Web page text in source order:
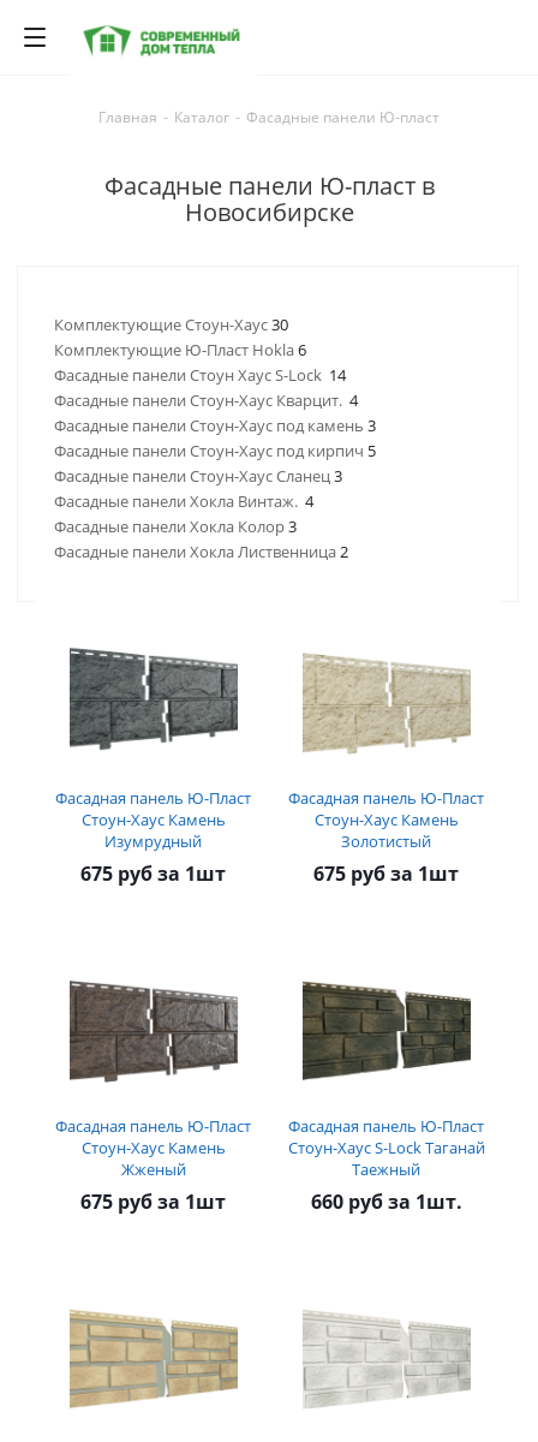
Главная - Каталог - Фасадные панели Ю-пласт
Фасадные панели Ю-пласт в
Новосибирске
Комплектующие Стоун-Хаус30
Комплектующие Ю-Пласт Hokla6
Фасадные панели Стоун Хаус S-Lock 14
Фасадные панели Стоун-Хаус Кварцит. 4
Фасадные панели Стоун-Хаус под камень 3
Фасадные панели Стоун-Хаус под кирпич 5
Фасадные панели Стоун-Хаус Сланец3
Фасадные панели Хокла Винтаж. 4
Фасадные панели Хокла Колор3
Фасадные панели Хокла Лиственница2
Фасадная панель Ю-Пласт
Стоун-Хаус Камень
Изумрудный
675 руб за 1шт
Фасадная панель Ю-Пласт
Стоун-Хаус Камень
Золотистый
675 руб за 1шт
Фасадная панель Ю-Пласт
Стоун-Хаус Камень
Жженый
675 руб за 1шт
Фасадная панель Ю-Пласт
Стоун-Хаус S-Lock Таганай
Таежный
660 руб за 1шт.